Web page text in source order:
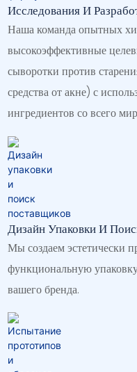
Исследования И
Наша команда опытных
высокоэффективные
сыворотки против
средства от акне) с
ингредиентов со всего
Дизайн Упаковки И
Мы создаем эстетически
функциональную
вашего бренда.